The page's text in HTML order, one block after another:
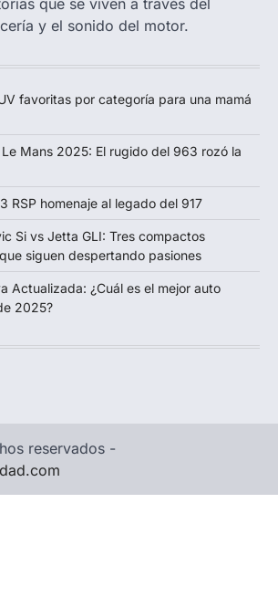
y el sonido del motor.
favoritas por categoría para una mamá
Le Mans 2025: El rugido del 963 rozó la
RSP homenaje al legado del 917
Si vs Jetta GLI: Tres compactos
siguen despertando pasiones
Actualizada: ¿Cuál es el mejor auto
2025?
reservados -